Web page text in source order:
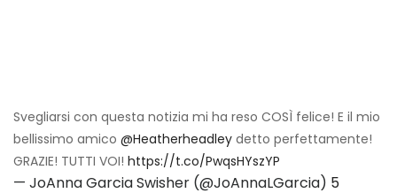
Svegliarsi con questa notizia mi ha reso COSÌ felice! E il mio
bellissimo amico @Heatherheadley detto perfettamente!
GRAZIE! TUTTI VOI! https://t.co/PwqsHYszYP
— JoAnna Garcia Swisher (@JoAnnaLGarcia) 5